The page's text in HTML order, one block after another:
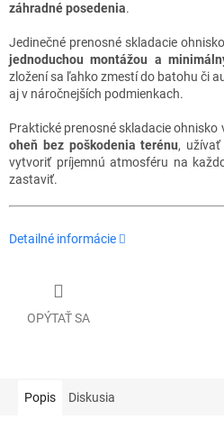
záhradné posedenia.
Jedinečné prenosné skladacie
jednoduchou montážou a
zložení sa ľahko zmestí do batohu či
aj v náročnejších podmienkach.
Praktické prenosné skladacie ohnisko
oheň bez poškodenia terénu,
vytvoriť príjemnú atmosféru na
zastaviť.
Detailné informácie
OPÝTAŤ SA
Popis Diskusia